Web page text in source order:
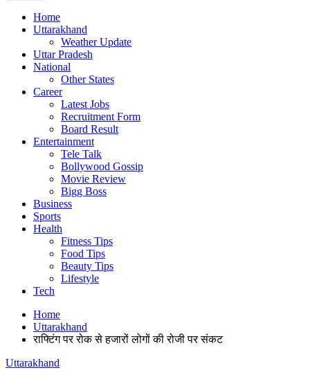
Home
Uttarakhand
Weather Update
Uttar Pradesh
National
Other States
Career
Latest Jobs
Recruitment Form
Board Result
Entertainment
Tele Talk
Bollywood Gossip
Movie Review
Bigg Boss
Business
Sports
Health
Fitness Tips
Food Tips
Beauty Tips
Lifestyle
Tech
Home
Uttarakhand
राफ्टिंग पर रोक से हजारों लोगों की रोजी पर संकट
Uttarakhand